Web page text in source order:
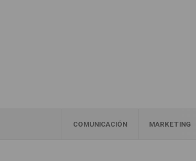
COMUNICACIÓN MARKETING